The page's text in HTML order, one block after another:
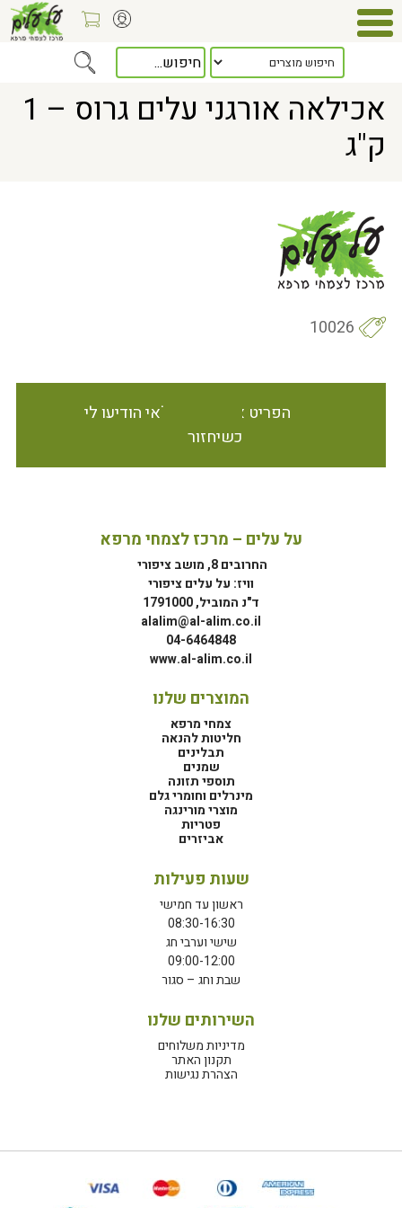
> אכילאה אורגני עלים גרוס – 1 ק"ג
אכילאה אורגני עלים גרוס – 1
ק"ג
10026
הפריט אינו זמין במלאי הודיעו לי
כשיחזור
על עלים – מרכז לצמחי מרפא
החרובים 8, מושב ציפורי
וויז: על עלים ציפורי
ד"נ המוביל, 1791000
alalim@al-alim.co.il
04-6464848
www.al-alim.co.il
המוצרים שלנו
צמחי מרפא
חליטות להנאה
תבלינים
שמנים
תוספי תזונה
מינרלים וחומרי גלם
מוצרי מורינגה
פטריות
אביזרים
שעות פעילות
ראשון עד חמישי
08:30-16:30
שישי וערבי חג
09:00-12:00
שבת וחג – סגור
השירותים שלנו
מדיניות משלוחים
תקנון האתר
הצהרת נגישות